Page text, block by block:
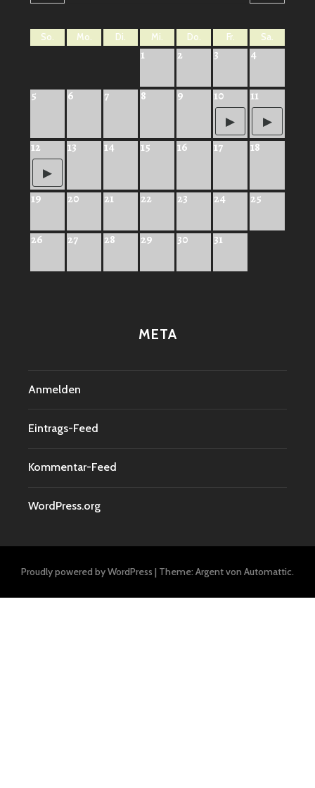
So. Mo. Di. Mi. Do. Fr. Sa.
1 2 3 4
5 6 7 8 9 10 11
12 13 14 15 16 17 18
19 20 21 22 23 24 25
26 27 28 29 30 31
META
Anmelden
Eintrags-Feed
Kommentar-Feed
WordPress.org
Proudly powered by WordPress | Theme: Argent von Automattic.